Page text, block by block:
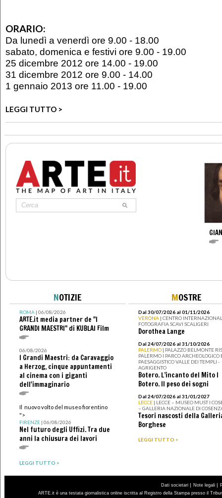
ORARIO:
Da lunedì a venerdì ore 9.00 - 18.00
sabato, domenica e festivi ore 9.00 - 19.00
25 dicembre 2012 ore 14.00 - 19.00
31 dicembre 2012 ore 9.00 - 14.00
1 gennaio 2013 ore 11.00 - 19.00
LEGGI TUTTO >
NOTIZIE
ROMA| 06/08/2026
ARTE.it media partner de "I
GRANDI MAESTRI" di KUBLAI Film
06/08/2026
I Grandi Maestri: da Caravaggio
a Herzog, cinque appuntamenti
al cinema con i giganti
dell'immaginario
Il nuovo volto del museo fiorentino
">
FIRENZE| 06/08/2026
Nel futuro degli Uffizi. Tra due
anni la chiusura dei lavori
LEGGI TUTTO >
MOSTRE
Dal 30/07/2026 al 01/11/2026
VERONA | CENTRO
FOTOGRAFIA SCAVI SCALIGERI
Dorothea Lange
Dal 24/07/2026 al 31/10/2026
PALERMO | PALAZZO BELMONTE
PALERMO I PARCO ARCHEOLOGICO
PAESAGGISTICO VALLE DEI TEMPLI -
AGRIGENTO
Botero. L’incanto del Mito I
Botero. Il peso dei sogni
Dal 24/07/2026 al 31/01/2027
LECCE | LECCE – MUSEO MUST I
– GALLERIA NAZIONALE DI
Tesori nascosti della
Borghese
LEGGI TUTTO >
Dati societari | Note legali |
ARTE.it è una testata giornalistica online iscritta al Registro della Stampa presso il